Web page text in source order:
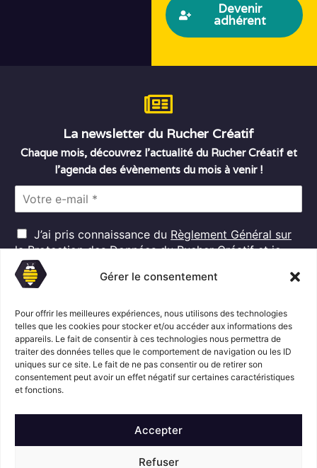
Gérer le consentement
Pour offrir les meilleures expériences, nous utilisons des technologies
telles que les cookies pour stocker et/ou accéder aux informations des
appareils. Le fait de consentir à ces technologies nous permettra de
traiter des données telles que le comportement de navigation ou les ID
uniques sur ce site. Le fait de ne pas consentir ou de retirer son
consentement peut avoir un effet négatif sur certaines caractéristiques
et fonctions.
Accepter
Refuser
Devenir
adhérent
La newsletter du Rucher Créatif
Chaque mois, découvrez l’actualité du Rucher Créatif et
l’agenda des évènements du mois à venir !
l
*
R
G
D
P
J’ai pris connaissance du Règlement Général sur
la Protection des Donnéesdu Rucher Créatif et je
consens au traitement de mes données personnelles
dans ces conditions.*
S'abonner
Suivez l'actualité du Rucher créatif